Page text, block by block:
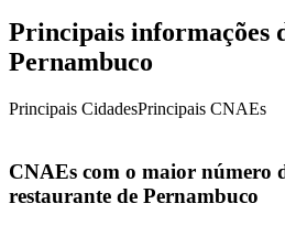
Principais informações
Pernambuco
Principais CidadesPrincipais CNAEs
CNAEs com o maior número
restaurante de Pernambuco